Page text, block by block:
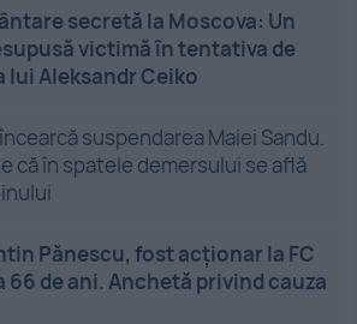
secretă la Moscova: Un
victimă în tentativa de
lui Aleksandr Ceiko
suspendarea Maiei Sandu.
că în spatele demersului se află
Pănescu, fost acționar la FC
66 de ani. Anchetă privind cauza